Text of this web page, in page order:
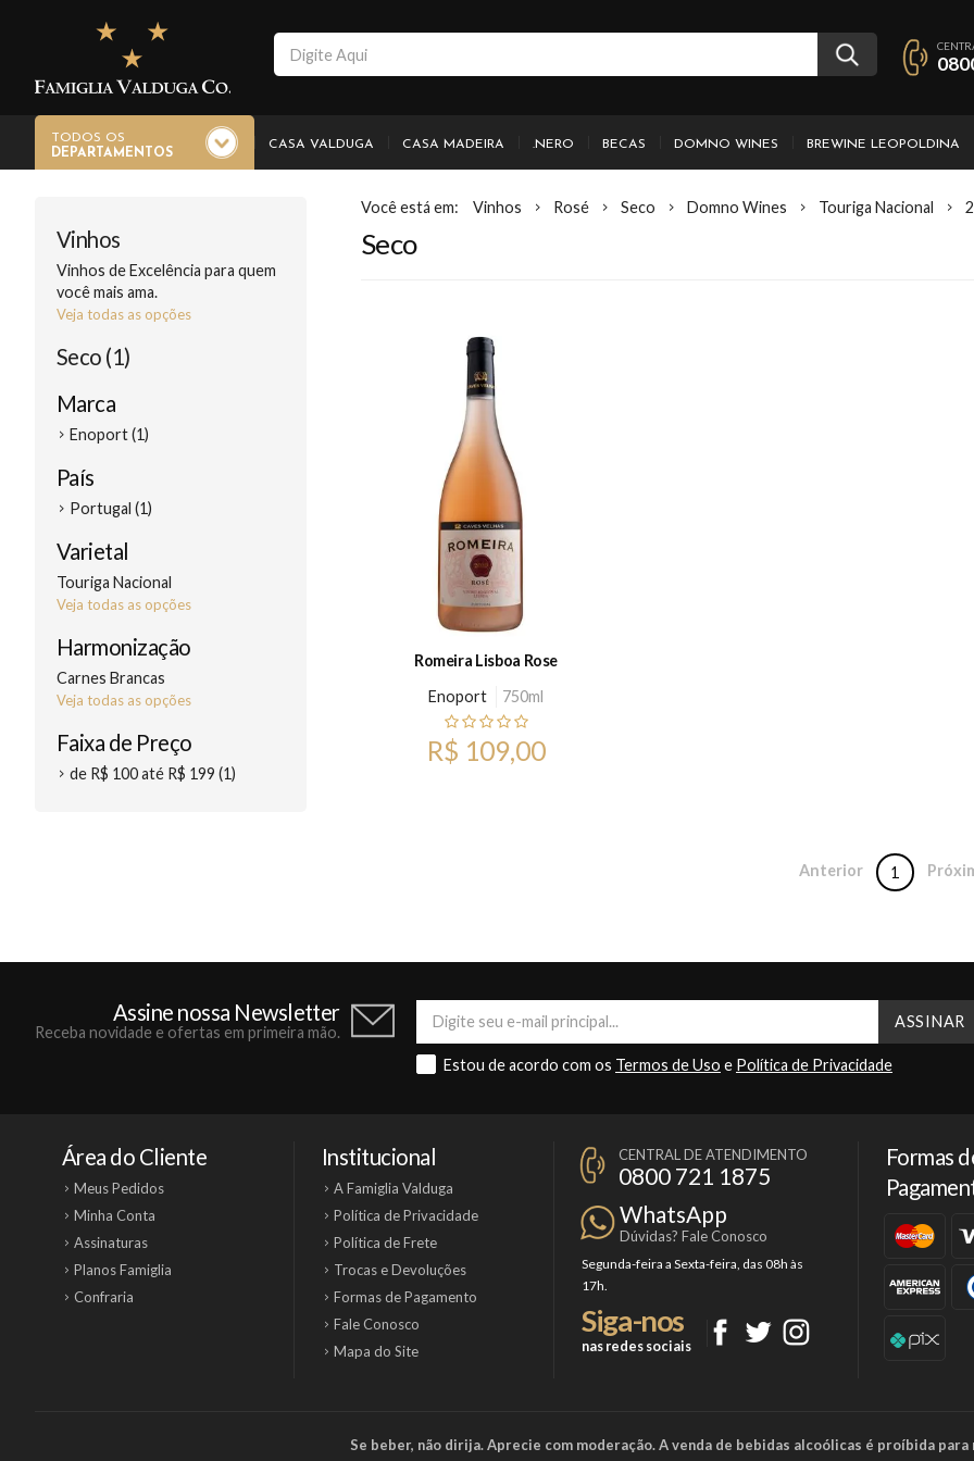
TODOS OS
DEPARTAMENTOS
CASA VALDUGA CASA MADEIRA .NERO BECAS DOMNO WINES BREWINE LEOPOLDINA
Vinhos
Vinhos de Excelência para quem
você mais ama.
Veja todas as opções
Seco (1)
Marca
Enoport (1)
País
Portugal (1)
Varietal
Touriga Nacional
Veja todas as opções
Harmonização
Carnes Brancas
Veja todas as opções
Faixa de Preço
de R$ 100 até R$ 199 (1)
Vinhos Rosé Seco Domno Wines Touriga Nacional
Seco
Romeira Lisboa Rose
Enoport
750ml
R$ 109,00
Anterior 1
Assine nossa Newsletter
Receba novidade e ofertas em primeira mão.
Estou de acordo com os Termos de Uso e Política de Privacidade
Área do Cliente
Meus Pedidos
Minha Conta
Assinaturas
Planos Famiglia
Confraria
Institucional
A Famiglia Valduga
Política de Privacidade
Política de Frete
Trocas e Devoluções
Formas de Pagamento
Fale Conosco
Mapa do Site
CENTRAL DE ATENDIMENTO
0800 721 1875
WhatsApp
Dúvidas? Fale Conosco
Segunda-feira a Sexta-feira, das 08h às
17h.
Siga-nos
nas redes sociais
Formas
Se beber, não dirija. Aprecie com moderação. A venda de bebidas alcoólicas é proíbida para